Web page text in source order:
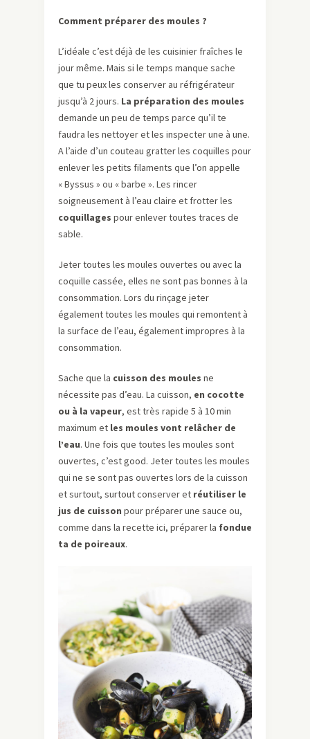
Comment préparer des moules ?
L’idéale c’est déjà de les cuisinier fraîches le
jour même. Mais si le temps manque sache
que tu peux les conserver au réfrigérateur
jusqu’à 2 jours. La préparation des moules
demande un peu de temps parce qu’il te
faudra les nettoyer et les inspecter une à une.
A l’aide d’un couteau gratter les coquilles pour
enlever les petits filaments que l’on appelle
« Byssus » ou « barbe ». Les rincer
soigneusement à l’eau claire et frotter les
coquillages pour enlever toutes traces de
sable.
Jeter toutes les moules ouvertes ou avec la
coquille cassée, elles ne sont pas bonnes à la
consommation. Lors du rinçage jeter
également toutes les moules qui remontent à
la surface de l’eau, également impropres à la
consommation.
Sache que la cuisson des moules ne
nécessite pas d’eau. La cuisson, en cocotte
ou à la vapeur, est très rapide 5 à 10 min
maximum et les moules vont relâcher de
l’eau. Une fois que toutes les moules sont
ouvertes, c’est good. Jeter toutes les moules
qui ne se sont pas ouvertes lors de la cuisson
et surtout, surtout conserver et réutiliser le
jus de cuisson pour préparer une sauce ou,
comme dans la recette ici, préparer la fondue
ta de poireaux.